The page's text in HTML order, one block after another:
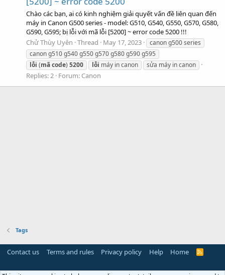
Chào các bạn, ai có kinh nghiệm giải quyết vấn đề liên quan đến
máy in Canon G500 series - model: G510, G540, G550, G570, G580,
G590, G595; bị lỗi với mã lỗi [5200] ~ error code 5200 !!!
Chử Thùy Uyên Thread May 17, 2023
canon g500 series
canon g510 g540 g550 g570 g580 g590 g595
lỗi (mãcode) 5200 lỗi máy in canon sửa máy in canon
Replies: 2 Forum: Canon
Tags
Contact us Terms and rules Privacy policy Help Home
R